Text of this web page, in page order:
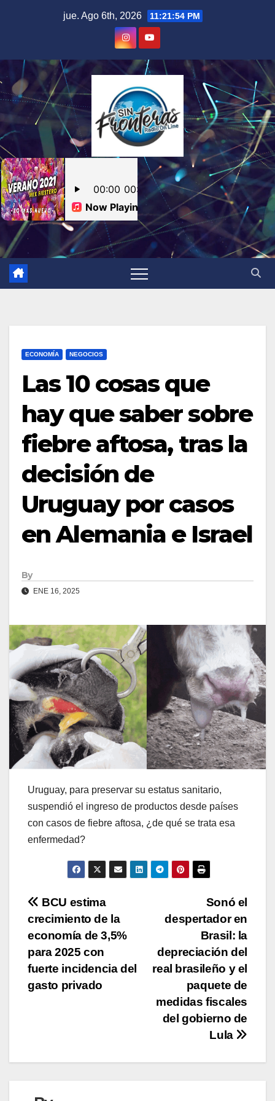
jue. Ago 6th, 2026 11:21:55 PM
ECONOMÍA NEGOCIOS
Las 10 cosas que
hay que saber sobre
fiebre aftosa, tras la
decisión de
Uruguay por casos
en Alemania e Israel
By
ENE 16, 2025
Uruguay, para preservar su estatus sanitario,
suspendió el ingreso de productos desde países
con casos de fiebre aftosa, ¿de qué se trata esa
enfermedad?
Navegación
de
entradas
Sonó el
despertador en
Brasil: la
depreciación del
real brasileño y el
paquete de
medidas fiscales
del gobierno de
Lula
BCU estima
crecimiento de la
economía de 3,5%
para 2025 con
fuerte incidencia del
gasto privado